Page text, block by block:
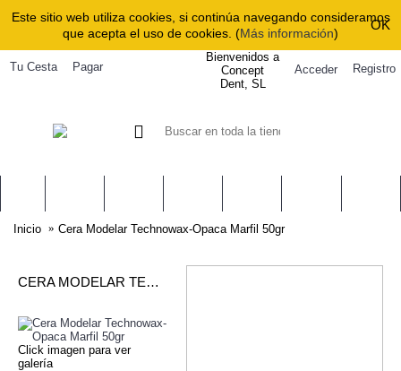
Este sitio web utiliza cookies, si continúa navegando consideramos
que acepta el uso de cookies. (Más información)
OK
Tu Cesta Pagar
Bienvenidos a
Concept
Dent, SL
Acceder Registro
Inicio Cera Modelar Technowax-Opaca Marfil 50gr
CERA MODELAR TECHNOWAX-OPACA MARFIL 50GR
Click imagen para ver
galería